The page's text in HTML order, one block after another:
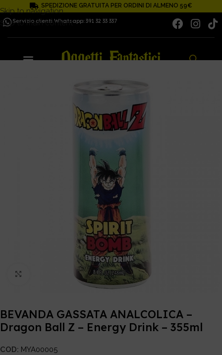
Skip to navigation
Skip to main content
SPEDIZIONE GRATUITA PER ORDINI DI ALMENO 59€
Servizio clienti Whatsapp: 391 32 33 337
Click to enlarge
BEVANDA GASSATA ANALCOLICA –
Dragon Ball Z – Energy Drink – 355ml
COD: MYA00005